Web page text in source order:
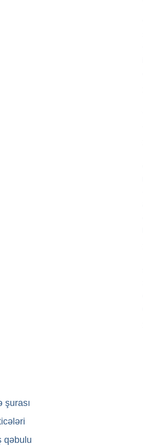
şurası
qəbulu